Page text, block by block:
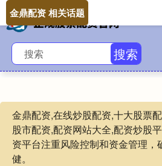
搜索
金鼎配资,在线炒股配资,十大股票
股市配资,配资网站大全,配资炒股
资平台注重风险控制和资金管理，
健。
金鼎配资 相关话题